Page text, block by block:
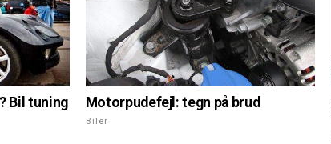
Bil tuning Motorpudefejl: tegn på brud
Biler